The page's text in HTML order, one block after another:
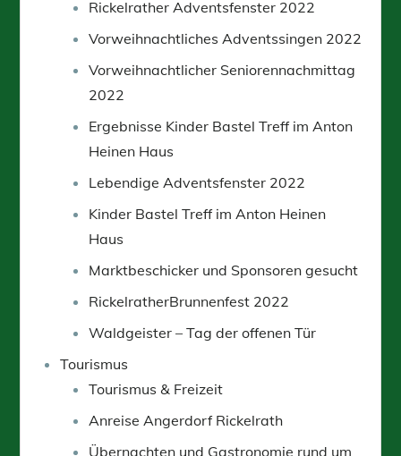
Rickelrather Adventsfenster 2022
Vorweihnachtliches Adventssingen 2022
Vorweihnachtlicher Seniorennachmittag
2022
Ergebnisse Kinder Bastel Treff im Anton
Heinen Haus
Lebendige Adventsfenster 2022
Kinder Bastel Treff im Anton Heinen
Haus
Marktbeschicker und Sponsoren gesucht
RickelratherBrunnenfest 2022
Waldgeister – Tag der offenen Tür
Tourismus
Tourismus & Freizeit
Anreise Angerdorf Rickelrath
Übernachten und Gastronomie rund um